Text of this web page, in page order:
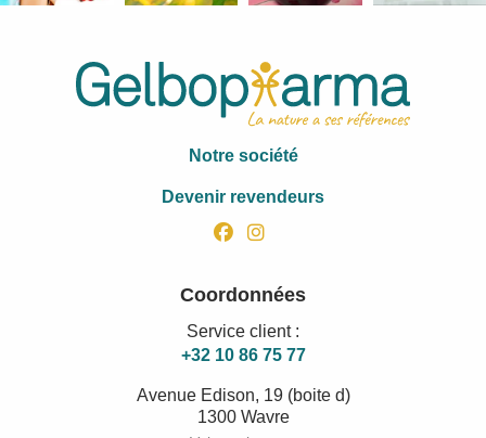
Notre société
Devenir revendeurs
facebookinstagram
Coordonnées
Service client :
+32 10 86 75 77
Avenue Edison, 19 (boite d)
1300 Wavre